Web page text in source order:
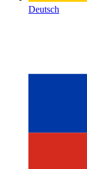
Deutsch